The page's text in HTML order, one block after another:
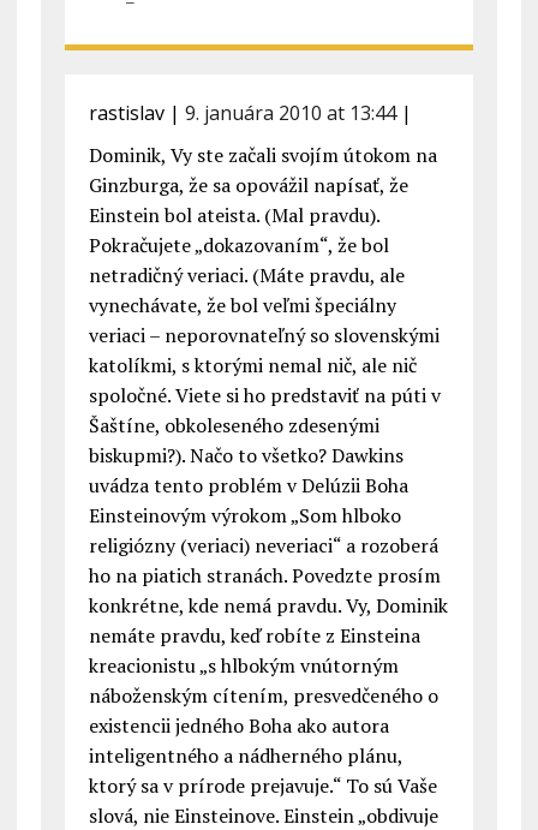
rastislav| 9. januára 2010 at 13:44|
Dominik, Vy ste začali svojím útokom na
Ginzburga, že sa opovážil napísať, že
Einstein bol ateista. (Mal pravdu).
Pokračujete „dokazovaním“, že bol
netradičný veriaci. (Máte pravdu, ale
vynechávate, že bol veľmi špeciálny
veriaci – neporovnateľný so slovenskými
katolíkmi, s ktorými nemal nič, ale nič
spoločné. Viete si ho predstaviť na púti v
Šaštíne, obkoleseného zdesenými
biskupmi?). Načo to všetko? Dawkins
uvádza tento problém v Delúzii Boha
Einsteinovým výrokom „Som hlboko
religiózny (veriaci) neveriaci“ a rozoberá
ho na piatich stranách. Povedzte prosím
konkrétne, kde nemá pravdu. Vy, Dominik
nemáte pravdu, keď robíte z Einsteina
kreacionistu „s hlbokým vnútorným
náboženským cítením, presvedčeného o
existencii jedného Boha ako autora
inteligentného a nádherného plánu,
ktorý sa v prírode prejavuje.“ To sú Vaše
slová, nie Einsteinove. Einstein „obdivuje